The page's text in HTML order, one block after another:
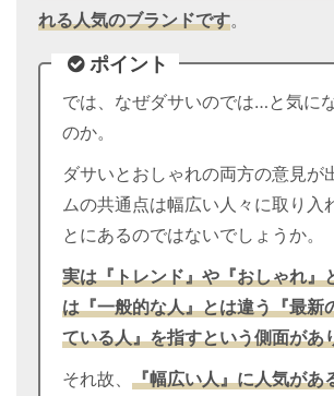
れる人気のブランドです。
ポイント
では、なぜダサいのでは…と気に
のか。
ダサいとおしゃれの両方の意見が
ムの共通点は幅広い人々に取り入
とにあるのではないでしょうか。
実は『トレンド』や『おしゃれ』
は『一般的な人』とは違う『最新
ている人』を指すという側面があ
それ故、 『幅広い人』に人気があ